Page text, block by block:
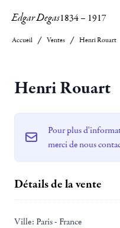
Edgar Degas1834– 1917
Accueil Ventes Henri Rouart
Henri Rouart
Pour plus
merci de nous
Détails de la vente
Ville: Paris - France